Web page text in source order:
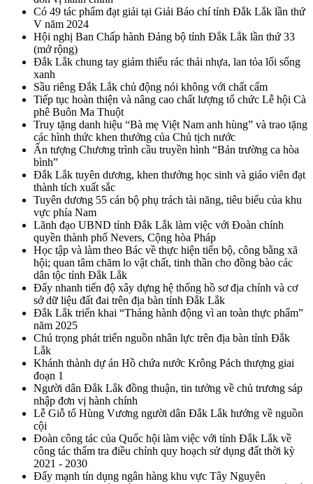
Có 49 tác phẩm đạt giải tại Giải Báo chí tỉnh Đắk Lắk lần thứ
V năm 2024
Hội nghị Ban Chấp hành Đảng bộ tỉnh Đắk Lắk lần thứ 33
(mở rộng)
Đắk Lắk chung tay giảm thiểu rác thải nhựa, lan tỏa lối sống
xanh
Sầu riêng Đắk Lắk chủ động nói không với chất cấm
Tiếp tục hoàn thiện và nâng cao chất lượng tổ chức Lễ hội Cà
phê Buôn Ma Thuột
Truy tặng danh hiệu “Bà mẹ Việt Nam anh hùng” và trao tặng
các hình thức khen thưởng của Chủ tịch nước
Ấn tượng Chương trình cầu truyền hình “Bản trường ca hòa
bình”
Đắk Lắk tuyên dương, khen thưởng học sinh và giáo viên đạt
thành tích xuất sắc
Tuyên dương 55 cán bộ phụ trách tài năng, tiêu biểu của khu
vực phía Nam
Lãnh đạo UBND tỉnh Đắk Lắk làm việc với Đoàn chính
quyền thành phố Nevers, Cộng hòa Pháp
Học tập và làm theo Bác về thực hiện tiến bộ, công bằng xã
hội; quan tâm chăm lo vật chất, tinh thần cho đồng bào các
dân tộc tỉnh Đắk Lắk
Đẩy nhanh tiến độ xây dựng hệ thống hồ sơ địa chính và cơ
sở dữ liệu đất đai trên địa bàn tỉnh Đắk Lắk
Đắk Lắk triển khai “Tháng hành động vì an toàn thực phẩm”
năm 2025
Chú trọng phát triển nguồn nhân lực trên địa bàn tỉnh Đắk
Lắk
Khánh thành dự án Hồ chứa nước Krông Pách thượng giai
đoạn 1
Người dân Đắk Lắk đồng thuận, tin tưởng về chủ trương sáp
nhập đơn vị hành chính
Lễ Giỗ tổ Hùng Vương người dân Đắk Lắk hướng về nguồn
cội
Đoàn công tác của Quốc hội làm việc với tỉnh Đắk Lắk về
công tác thẩm tra điều chỉnh quy hoạch sử dụng đất thời kỳ
2021 - 2030
Đẩy mạnh tín dụng ngân hàng khu vực Tây Nguyên